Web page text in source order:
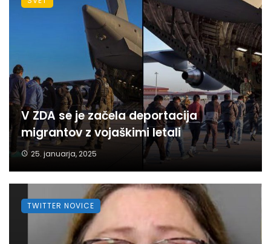
V ZDA se je začela deportacija
migrantov z vojaškimi letali
25. januarja, 2025
TWITTER NOVICE